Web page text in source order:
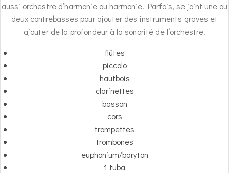
aussi orchestre d’harmonie ou harmonie. Parfois, se joint une ou
deux contrebasses pour ajouter des instruments graves et
ajouter de la profondeur à la sonorité de l’orchestre.
flûtes
piccolo
hautbois
clarinettes
basson
cors
trompettes
trombones
euphonium/baryton
1 tuba